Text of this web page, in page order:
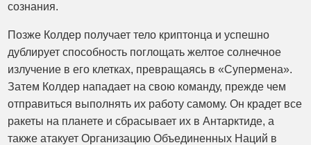
сознания.
Позже Колдер получает тело криптонца и успешно
дублирует способность поглощать желтое солнечное
излучение в его клетках, превращаясь в «Супермена».
Затем Колдер нападает на свою команду, прежде чем
отправиться выполнять их работу самому. Он крадет все
ракеты на планете и сбрасывает их в Антарктиде, а
также атакует Организацию Объединенных Наций в